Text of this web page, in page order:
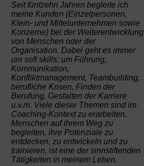
Seit fünfzehn Jahren begleite ich
meine Kunden (Einzelpersonen,
Klein- und Mittelunternehmen sowie
Konzerne) bei der Weiterentwicklung
von Menschen oder der
Organisation. Dabei geht es immer
um soft skills: um Führung,
Kommunikation,
Konfliktmanagement, Teambuilding,
berufliche Krisen, Finden der
Berufung, Gestalten der Karriere
u.v.m. Viele dieser Themen sind im
Coaching-Kontext zu erarbeiten.
Menschen auf ihrem Weg zu
begleiten, ihre Potenziale zu
entdecken, zu entwickeln und zu
trainieren, ist eine der sinnstiftenden
Tätigkeiten in meinem Leben.